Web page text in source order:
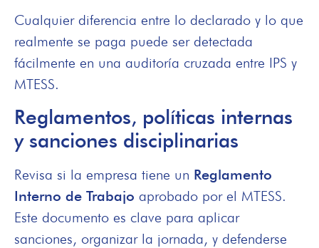
Cualquier diferencia entre lo declarado y lo que
realmente se paga puede ser detectada
fácilmente en una auditoría cruzada entre IPS y
MTESS.
Reglamentos, políticas internas
y sanciones disciplinarias
Revisa si la empresa tiene un Reglamento
Interno de Trabajo aprobado por el MTESS.
Este documento es clave para aplicar
sanciones, organizar la jornada, y defenderse